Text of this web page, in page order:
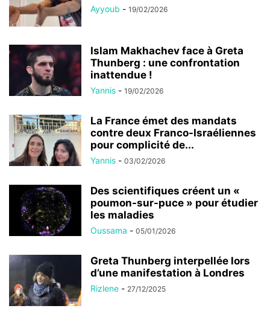
Ayyoub - 19/02/2026
Islam Makhachev face à Greta
Thunberg : une confrontation
inattendue !
Yannis - 19/02/2026
La France émet des mandats
contre deux Franco-Israéliennes
pour complicité de...
Yannis - 03/02/2026
Des scientifiques créent un «
poumon-sur-puce » pour étudier
les maladies
Oussama - 05/01/2026
Greta Thunberg interpellée lors
d’une manifestation à Londres
Rizlene - 27/12/2025